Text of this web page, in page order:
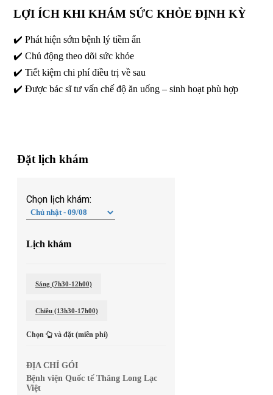
LỢI ÍCH KHI KHÁM SỨC KHỎE ĐỊNH KỲ
✔️ Phát hiện sớm bệnh lý tiềm ẩn
✔️ Chủ động theo dõi sức khỏe
✔️ Tiết kiệm chi phí điều trị về sau
✔️ Được bác sĩ tư vấn chế độ ăn uống – sinh hoạt phù hợp
Đặt lịch khám
Chọn lịch khám:
Lịch khám
Sáng (7h30-12h00)
Chiều (13h30-17h00)
Chọn và đặt (miễn phí)
ĐỊA CHỈ GÓI
Bệnh viện Quốc tế Thăng Long Lạc
Việt